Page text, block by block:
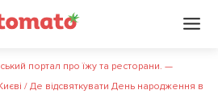
портал про їжу та ресторани. —
/ Де відсвяткувати День народження в